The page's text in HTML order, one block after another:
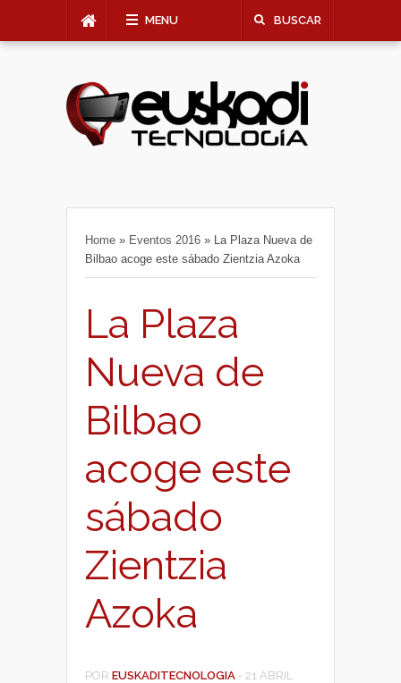
MENU BUSCAR
Home » Eventos 2016 » La Plaza Nueva de
Bilbao acoge este sábado Zientzia Azoka
La Plaza
Nueva de
Bilbao
acoge este
sábado
Zientzia
Azoka
POR EUSKADITECNOLOGIA - 21 ABRIL